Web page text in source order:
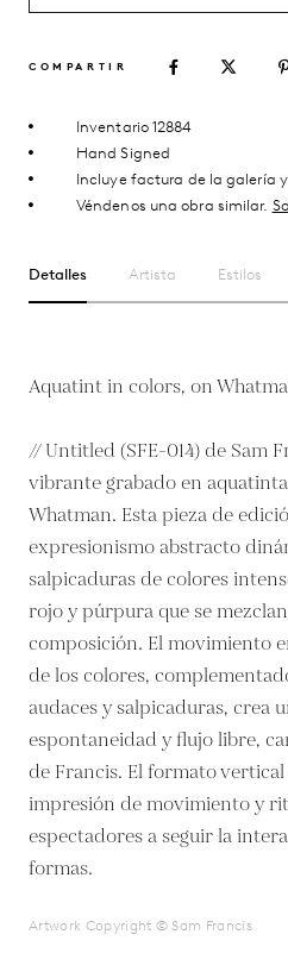
COMPARTIR
Inventario 12884
Hand Signed
Incluye factura de la galería
Véndenos una obra similar.
Detalles Artista Estilos
Aquatint in colors, on
// Untitled (SFE-014) de Sam
vibrante grabado en
Whatman. Esta pieza de
expresionismo abstracto
salpicaduras de colores
rojo y púrpura que se
composición. El movimiento
de los colores,
audaces y salpicaduras, crea
espontaneidad y flujo libre,
de Francis. El formato
impresión de movimiento y
espectadores a seguir la
formas.
Artwork Copyright © Sam Francis